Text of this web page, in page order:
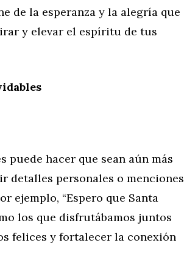
de la esperanza y la alegría que
y elevar el espíritu de tus
puede hacer que sean aún más
detalles personales o menciones
ejemplo, “Espero que Santa
los que disfrutábamos juntos
felices y fortalecer la conexión